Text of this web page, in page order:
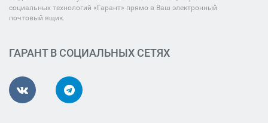
социальных технологий «Гарант» прямо в Ваш электронный
почтовый ящик.
ГАРАНТ В СОЦИАЛЬНЫХ СЕТЯХ